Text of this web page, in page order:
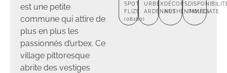
est une petite
commune qui attire de
plus en plus les
passionnés d’urbex. Ce
village pittoresque
abrite des vestiges
SPOT
FLIZE
(08160)
URBEX
ARDENNES
DÉCORS
AUTHENTIQUES
IMMÉDIATE